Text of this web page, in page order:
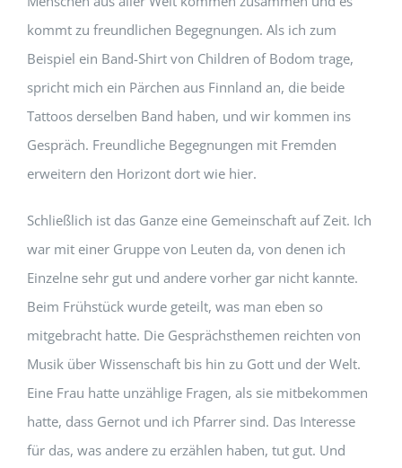
kommt zu freundlichen Begegnungen. Als ich zum
Beispiel ein Band-Shirt von Children of Bodom trage,
spricht mich ein Pärchen aus Finnland an, die beide
Tattoos derselben Band haben, und wir kommen ins
Gespräch. Freundliche Begegnungen mit Fremden
erweitern den Horizont dort wie hier.
Schließlich ist das Ganze eine Gemeinschaft auf Zeit. Ich
war mit einer Gruppe von Leuten da, von denen ich
Einzelne sehr gut und andere vorher gar nicht kannte.
Beim Frühstück wurde geteilt, was man eben so
mitgebracht hatte. Die Gesprächsthemen reichten von
Musik über Wissenschaft bis hin zu Gott und der Welt.
Eine Frau hatte unzählige Fragen, als sie mitbekommen
hatte, dass Gernot und ich Pfarrer sind. Das Interesse
für das, was andere zu erzählen haben, tut gut. Und